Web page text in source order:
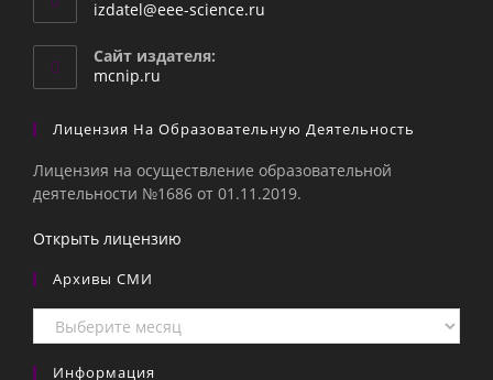
izdatel@eee-science.ru
Сайт издателя:
mcnip.ru
Лицензия На Образовательную Деятельность
Лицензия на осуществление образовательной
деятельности №1686 от 01.11.2019.
Открыть лицензию
Архивы СМИ
Архивы
СМИ
Информация